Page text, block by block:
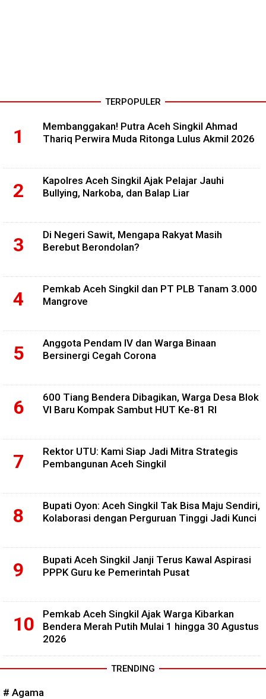
TERPOPULER
Membanggakan! Putra Aceh Singkil Ahmad
Thariq Perwira Muda Ritonga Lulus Akmil 2026
Kapolres Aceh Singkil Ajak Pelajar Jauhi
Bullying, Narkoba, dan Balap Liar
Di Negeri Sawit, Mengapa Rakyat Masih
Berebut Berondolan?
Pemkab Aceh Singkil dan PT PLB Tanam 3.000
Mangrove
Anggota Pendam IV dan Warga Binaan
Bersinergi Cegah Corona
600 Tiang Bendera Dibagikan, Warga Desa Blok
VI Baru Kompak Sambut HUT Ke-81 RI
Rektor UTU: Kami Siap Jadi Mitra Strategis
Pembangunan Aceh Singkil
Bupati Oyon: Aceh Singkil Tak Bisa Maju Sendiri,
Kolaborasi dengan Perguruan Tinggi Jadi Kunci
Bupati Aceh Singkil Janji Terus Kawal Aspirasi
PPPK Guru ke Pemerintah Pusat
Pemkab Aceh Singkil Ajak Warga Kibarkan
Bendera Merah Putih Mulai 1 hingga 30 Agustus
2026
TRENDING
# Agama